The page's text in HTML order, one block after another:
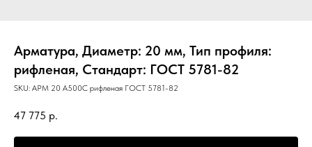
Арматура, Диаметр: 20 мм, Тип профиля:
рифленая, Стандарт: ГОСТ 5781-82
SKU: АРМ 20 А500С рифленая ГОСТ 5781-82
47 775 р.